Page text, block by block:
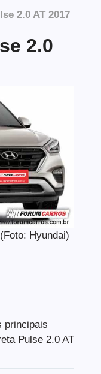
2.0 AT 2017
2.0
Hyundai)
principais
Pulse 2.0 AT